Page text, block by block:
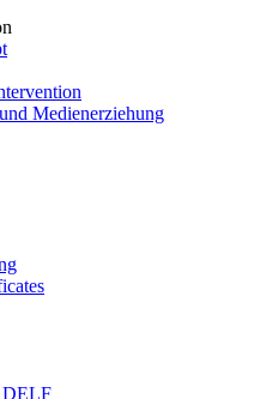
Medienerziehung
DELF